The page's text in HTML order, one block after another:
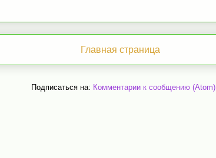
Главная страница
Подписаться на: Комментарии к сообщению (Atom)